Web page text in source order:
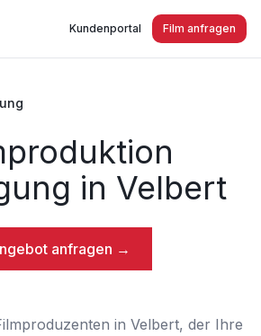
Kundenportal Film anfragen
in Velbert
anfragen →
in Velbert, der Ihre